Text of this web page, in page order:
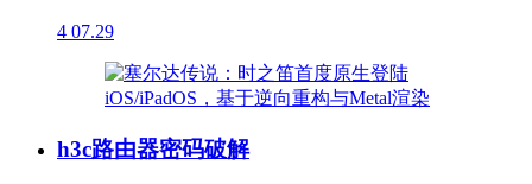
4 07.29
h3c路由器密码破解